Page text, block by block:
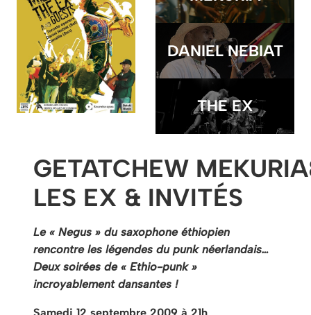
DANIEL NEBIAT
THE EX
GETATCHEW MEKURIA
LES EX & INVITÉS
Le « Negus » du saxophone éthiopien
rencontre les légendes du punk néerlandais…
Deux soirées de « Ethio-punk »
incroyablement dansantes !